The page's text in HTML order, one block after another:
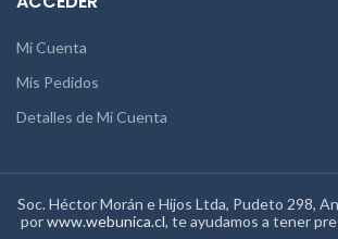
Mi Cuenta
Mis Pedidos
Detalles de Mi Cuenta
Soc. Héctor Morán e Hijos Ltda, Pudeto 298,
porwww.webunica.cl, te ayudamos a tener